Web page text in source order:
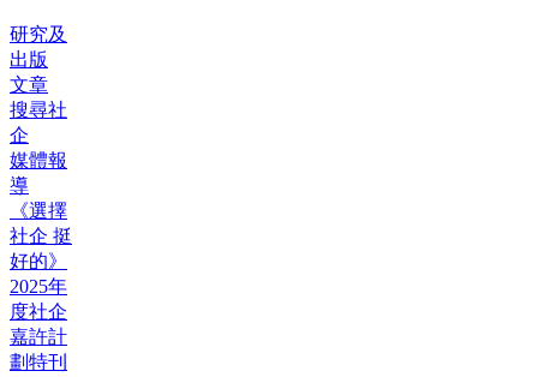
研究及
出版
文章
搜尋社
企
媒體報
導
《選擇
社企 挺
好的》
2025年
度社企
嘉許計
劃特刊